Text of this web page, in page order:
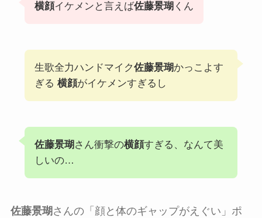
横顔イケメンと言えば佐藤景瑚 くん
生歌全力ハンドマイク佐藤景瑚かっこよす
ぎる 横顔がイケメンすぎるし
佐藤景瑚 さん衝撃の横顔すぎる、なんて美
しいの…
佐藤景瑚 さんの「顔と体のギャップがえぐい」ポ